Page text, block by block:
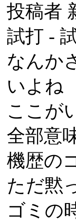
投稿者
試打 -
なんか
いよね
ここが
全部意
機歴の
ただ黙
ゴミの